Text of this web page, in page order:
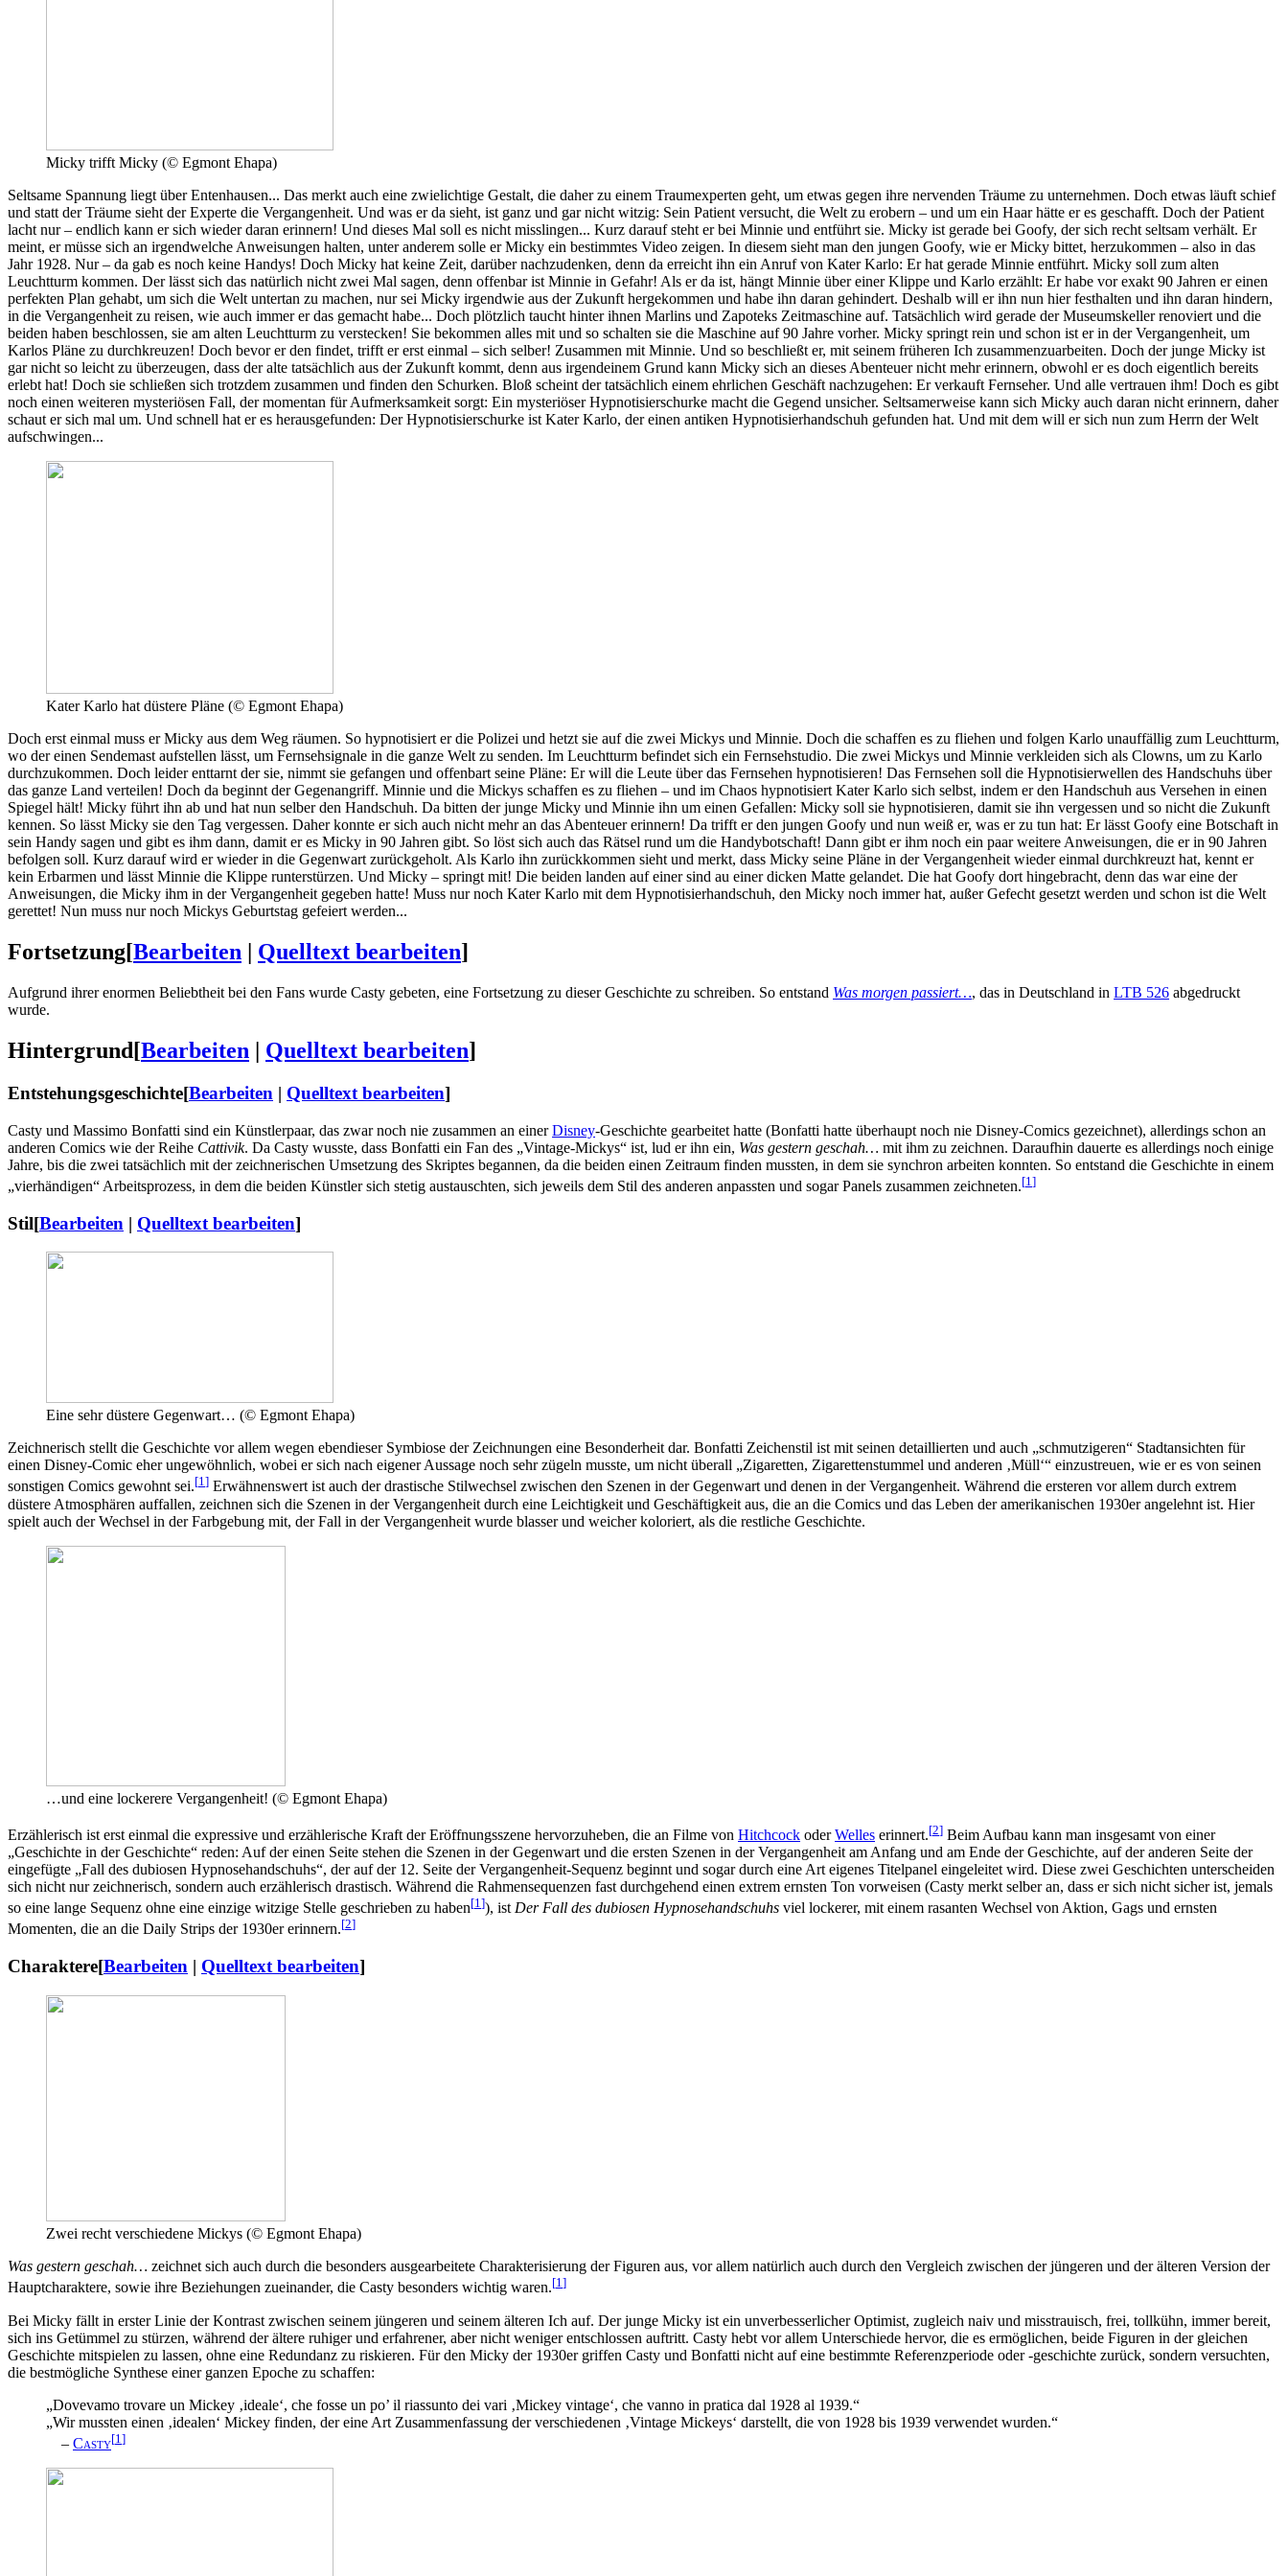
Micky trifft Micky (© Egmont Ehapa)
Seltsame Spannung liegt über Entenhausen... Das merkt auch eine zwielichtige Gestalt, die daher zu einem Traumexperten geht, um etwas gegen ihre nervenden Träume zu unternehmen. Doch etwas läuft schief
und statt der Träume sieht der Experte die Vergangenheit. Und was er da sieht, ist ganz und gar nicht witzig: Sein Patient versucht, die Welt zu erobern – und um ein Haar hätte er es geschafft. Doch der Patient
lacht nur – endlich kann er sich wieder daran erinnern! Und dieses Mal soll es nicht misslingen... Kurz darauf steht er bei Minnie und entführt sie. Micky ist gerade bei Goofy, der sich recht seltsam verhält. Er
meint, er müsse sich an irgendwelche Anweisungen halten, unter anderem solle er Micky ein bestimmtes Video zeigen. In diesem sieht man den jungen Goofy, wie er Micky bittet, herzukommen – also in das
Jahr 1928. Nur – da gab es noch keine Handys! Doch Micky hat keine Zeit, darüber nachzudenken, denn da erreicht ihn ein Anruf von Kater Karlo: Er hat gerade Minnie entführt. Micky soll zum alten
Leuchtturm kommen. Der lässt sich das natürlich nicht zwei Mal sagen, denn offenbar ist Minnie in Gefahr! Als er da ist, hängt Minnie über einer Klippe und Karlo erzählt: Er habe vor exakt 90 Jahren er einen
perfekten Plan gehabt, um sich die Welt untertan zu machen, nur sei Micky irgendwie aus der Zukunft hergekommen und habe ihn daran gehindert. Deshalb will er ihn nun hier festhalten und ihn daran hindern,
in die Vergangenheit zu reisen, wie auch immer er das gemacht habe... Doch plötzlich taucht hinter ihnen Marlins und Zapoteks Zeitmaschine auf. Tatsächlich wird gerade der Museumskeller renoviert und die
beiden haben beschlossen, sie am alten Leuchtturm zu verstecken! Sie bekommen alles mit und so schalten sie die Maschine auf 90 Jahre vorher. Micky springt rein und schon ist er in der Vergangenheit, um
Karlos Pläne zu durchkreuzen! Doch bevor er den findet, trifft er erst einmal – sich selber! Zusammen mit Minnie. Und so beschließt er, mit seinem früheren Ich zusammenzuarbeiten. Doch der junge Micky ist
gar nicht so leicht zu überzeugen, dass der alte tatsächlich aus der Zukunft kommt, denn aus irgendeinem Grund kann Micky sich an dieses Abenteuer nicht mehr erinnern, obwohl er es doch eigentlich bereits
erlebt hat! Doch sie schließen sich trotzdem zusammen und finden den Schurken. Bloß scheint der tatsächlich einem ehrlichen Geschäft nachzugehen: Er verkauft Fernseher. Und alle vertrauen ihm! Doch es gibt
noch einen weiteren mysteriösen Fall, der momentan für Aufmerksamkeit sorgt: Ein mysteriöser Hypnotisierschurke macht die Gegend unsicher. Seltsamerweise kann sich Micky auch daran nicht erinnern, daher
schaut er sich mal um. Und schnell hat er es herausgefunden: Der Hypnotisierschurke ist Kater Karlo, der einen antiken Hypnotisierhandschuh gefunden hat. Und mit dem will er sich nun zum Herrn der Welt
aufschwingen...
Kater Karlo hat düstere Pläne (© Egmont Ehapa)
Doch erst einmal muss er Micky aus dem Weg räumen. So hypnotisiert er die Polizei und hetzt sie auf die zwei Mickys und Minnie. Doch die schaffen es zu fliehen und folgen Karlo unauffällig zum Leuchtturm,
wo der einen Sendemast aufstellen lässt, um Fernsehsignale in die ganze Welt zu senden. Im Leuchtturm befindet sich ein Fernsehstudio. Die zwei Mickys und Minnie verkleiden sich als Clowns, um zu Karlo
durchzukommen. Doch leider enttarnt der sie, nimmt sie gefangen und offenbart seine Pläne: Er will die Leute über das Fernsehen hypnotisieren! Das Fernsehen soll die Hypnotisierwellen des Handschuhs über
das ganze Land verteilen! Doch da beginnt der Gegenangriff. Minnie und die Mickys schaffen es zu fliehen – und im Chaos hypnotisiert Kater Karlo sich selbst, indem er den Handschuh aus Versehen in einen
Spiegel hält! Micky führt ihn ab und hat nun selber den Handschuh. Da bitten der junge Micky und Minnie ihn um einen Gefallen: Micky soll sie hypnotisieren, damit sie ihn vergessen und so nicht die Zukunft
kennen. So lässt Micky sie den Tag vergessen. Daher konnte er sich auch nicht mehr an das Abenteuer erinnern! Da trifft er den jungen Goofy und nun weiß er, was er zu tun hat: Er lässt Goofy eine Botschaft in
sein Handy sagen und gibt es ihm dann, damit er es Micky in 90 Jahren gibt. So löst sich auch das Rätsel rund um die Handybotschaft! Dann gibt er ihm noch ein paar weitere Anweisungen, die er in 90 Jahren
befolgen soll. Kurz darauf wird er wieder in die Gegenwart zurückgeholt. Als Karlo ihn zurückkommen sieht und merkt, dass Micky seine Pläne in der Vergangenheit wieder einmal durchkreuzt hat, kennt er
kein Erbarmen und lässt Minnie die Klippe runterstürzen. Und Micky – springt mit! Die beiden landen auf einer sind au einer dicken Matte gelandet. Die hat Goofy dort hingebracht, denn das war eine der
Anweisungen, die Micky ihm in der Vergangenheit gegeben hatte! Muss nur noch Kater Karlo mit dem Hypnotisierhandschuh, den Micky noch immer hat, außer Gefecht gesetzt werden und schon ist die Welt
gerettet! Nun muss nur noch Mickys Geburtstag gefeiert werden...
Fortsetzung[Bearbeiten Quelltext bearbeiten]
Aufgrund ihrer enormen Beliebtheit bei den Fans wurde Casty gebeten, eine Fortsetzung zu dieser Geschichte zu schreiben. So entstand Was morgen passiert…, das in Deutschland in LTB 526 abgedruckt
wurde.
Hintergrund[Bearbeiten | Quelltext bearbeiten]
Entstehungsgeschichte[Bearbeiten | Quelltext bearbeiten]
Casty und Massimo Bonfatti sind ein Künstlerpaar, das zwar noch nie zusammen an einerDisney-Geschichte gearbeitet hatte (Bonfatti hatte überhaupt noch nie Disney-Comics gezeichnet), allerdings schon an
anderen Comics wie der Reihe Cattivik. Da Casty wusste, dass Bonfatti ein Fan des „Vintage-Mickys“ ist, lud er ihn ein, Was gestern geschah… mit ihm zu zeichnen. Daraufhin dauerte es allerdings noch einige
Jahre, bis die zwei tatsächlich mit der zeichnerischen Umsetzung des Skriptes begannen, da die beiden einen Zeitraum finden mussten, in dem sie synchron arbeiten konnten. So entstand die Geschichte in einem
„vierhändigen“ Arbeitsprozess, in dem die beiden Künstler sich stetig austauschten, sich jeweils dem Stil des anderen anpassten und sogar Panels zusammen zeichneten.[1 ]
Stil[Bearbeiten | Quelltext bearbeiten]
Eine sehr düstere Gegenwart… (© Egmont Ehapa)
Zeichnerisch stellt die Geschichte vor allem wegen ebendieser Symbiose der Zeichnungen eine Besonderheit dar. Bonfatti Zeichenstil ist mit seinen detaillierten und auch „schmutzigeren“ Stadtansichten für
einen Disney-Comic eher ungewöhnlich, wobei er sich nach eigener Aussage noch sehr zügeln musste, um nicht überall „Zigaretten, Zigarettenstummel und anderen ‚Müll‘“ einzustreuen, wie er es von seinen
sonstigen Comics gewohnt sei.[1] Erwähnenswert ist auch der drastische Stilwechsel zwischen den Szenen in der Gegenwart und denen in der Vergangenheit. Während die ersteren vor allem durch extrem
düstere Atmosphären auffallen, zeichnen sich die Szenen in der Vergangenheit durch eine Leichtigkeit und Geschäftigkeit aus, die an die Comics und das Leben der amerikanischen 1930er angelehnt ist. Hier
spielt auch der Wechsel in der Farbgebung mit, der Fall in der Vergangenheit wurde blasser und weicher koloriert, als die restliche Geschichte.
…und eine lockerere Vergangenheit! (© Egmont Ehapa)
Erzählerisch ist erst einmal die expressive und erzählerische Kraft der Eröffnungsszene hervorzuheben, die an Filme von Hitchcock oderWelles erinnert.[2] Beim Aufbau kann man insgesamt von einer
„Geschichte in der Geschichte“ reden: Auf der einen Seite stehen die Szenen in der Gegenwart und die ersten Szenen in der Vergangenheit am Anfang und am Ende der Geschichte, auf der anderen Seite der
eingefügte „Fall des dubiosen Hypnosehandschuhs“, der auf der 12. Seite der Vergangenheit-Sequenz beginnt und sogar durch eine Art eigenes Titelpanel eingeleitet wird. Diese zwei Geschichten unterscheiden
sich nicht nur zeichnerisch, sondern auch erzählerisch drastisch. Während die Rahmensequenzen fast durchgehend einen extrem ernsten Ton vorweisen (Casty merkt selber an, dass er sich nicht sicher ist, jemals
so eine lange Sequenz ohne eine einzige witzige Stelle geschrieben zu haben[1]), istDer Fall des dubiosen Hypnosehandschuhs viel lockerer, mit einem rasanten Wechsel von Aktion, Gags und ernsten
Momenten, die an die Daily Strips der 1930er erinnern.[2]
Charaktere[Bearbeiten | Quelltext bearbeiten]
Zwei recht verschiedene Mickys (© Egmont Ehapa)
Was gestern geschah… zeichnet sich auch durch die besonders ausgearbeitete Charakterisierung der Figuren aus, vor allem natürlich auch durch den Vergleich zwischen der jüngeren und der älteren Version der
Hauptcharaktere, sowie ihre Beziehungen zueinander, die Casty besonders wichtig waren.[1]
Bei Micky fällt in erster Linie der Kontrast zwischen seinem jüngeren und seinem älteren Ich auf. Der junge Micky ist ein unverbesserlicher Optimist, zugleich naiv und misstrauisch, frei, tollkühn, immer bereit,
sich ins Getümmel zu stürzen, während der ältere ruhiger und erfahrener, aber nicht weniger entschlossen auftritt. Casty hebt vor allem Unterschiede hervor, die es ermöglichen, beide Figuren in der gleichen
Geschichte mitspielen zu lassen, ohne eine Redundanz zu riskieren. Für den Micky der 1930er griffen Casty und Bonfatti nicht auf eine bestimmte Referenzperiode oder -geschichte zurück, sondern versuchten,
die bestmögliche Synthese einer ganzen Epoche zu schaffen:
„Dovevamo trovare un Mickey ‚ideale‘, che fosse un po’ il riassunto dei vari ‚Mickey vintage‘, che vanno in pratica dal 1928 al 1939.“
„Wir mussten einen ‚idealen‘ Mickey finden, der eine Art Zusammenfassung der verschiedenen ‚Vintage Mickeys‘ darstellt, die von 1928 bis 1939 verwendet wurden.“
– Casty[1 ]